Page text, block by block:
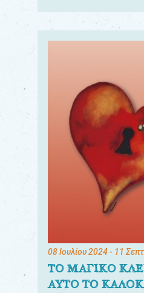
08 Ιουλίου 2024- 11
ΤΟ ΜΑΓΙΚΟ
ΑΥΤΟ ΤΟ